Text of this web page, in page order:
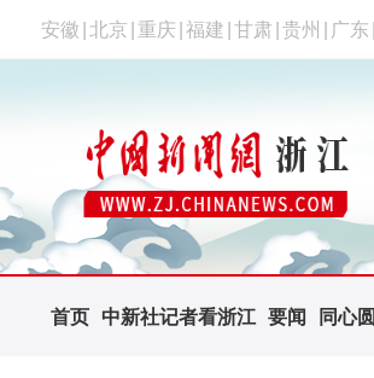
安徽 北京 重庆 福建 甘肃 贵州 广东
首页 中新社记者看浙江 要闻 同心圆